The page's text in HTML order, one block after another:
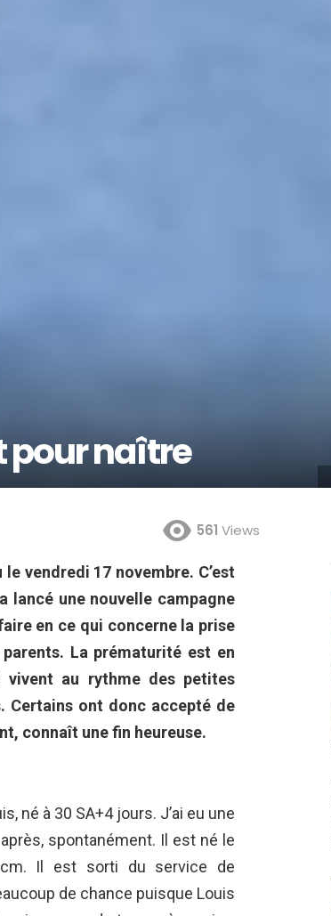
pour naître
561 Views
vendredi 17 novembre. C’est
lancé une nouvelle campagne
en ce qui concerne la prise
La prématurité est en
au rythme des petites
Certains ont donc accepté de
connaît une fin heureuse.
né à 30 SA+4 jours. J’ai eu une
spontanément. Il est né le
Il est sorti du service de
de chance puisque Louis